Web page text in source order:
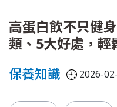
高蛋白飲不只健
類、5大好處，輕
保養知識 2026-